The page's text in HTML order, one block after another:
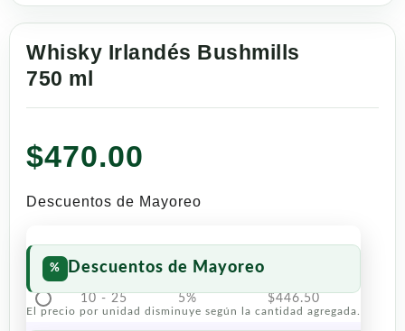
Whisky Irlandés Bushmills
750 ml
$470.00
Descuentos de Mayoreo
Descuentos de Mayoreo
El precio por unidad disminuye según la cantidad agregada.
10 - 25 5% $446.50